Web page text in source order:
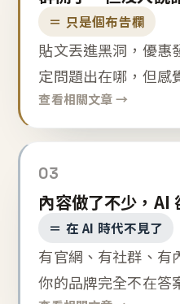
＝ 只是個布告欄
貼文丟進黑洞，優惠
定問題出在哪，但感
查看相關文章 →
03
內容做了不少，AI
＝ 在 AI 時代不見了
有官網、有社群、有
你的品牌完全不在答